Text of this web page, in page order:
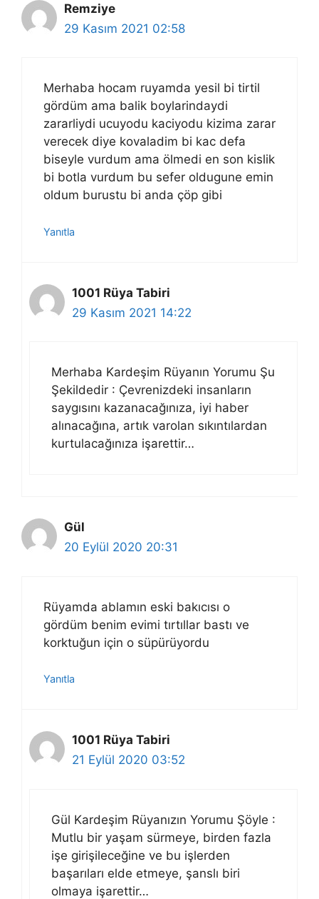
Remziye
29 Kasım 2021 02:58
Merhaba hocam ruyamda yesil bi tirtil
gördüm ama balik boylarindaydi
zararliydi ucuyodu kaciyodu kizima zarar
verecek diye kovaladim bi kac defa
biseyle vurdum ama ölmedi en son kislik
bi botla vurdum bu sefer oldugune emin
oldum burustu bi anda çöp gibi
Yanıtla
1001 Rüya Tabiri
29 Kasım 2021 14:22
Merhaba Kardeşim Rüyanın Yorumu Şu
Şekildedir : Çevrenizdeki insanların
saygısını kazanacağınıza, iyi haber
alınacağına, artık varolan sıkıntılardan
kurtulacağınıza işarettir…
Gül
20 Eylül 2020 20:31
Rüyamda ablamın eski bakıcısı o
gördüm benim evimi tırtıllar bastı ve
korktuğun için o süpürüyordu
Yanıtla
1001 Rüya Tabiri
21 Eylül 2020 03:52
Gül Kardeşim Rüyanızın Yorumu Şöyle :
Mutlu bir yaşam sürmeye, birden fazla
işe girişileceğine ve bu işlerden
başarıları elde etmeye, şanslı biri
olmaya işarettir…